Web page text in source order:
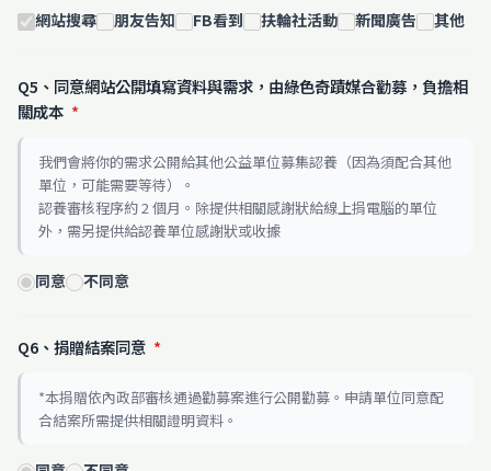
網站搜尋 朋友告知 FB看到 扶輪社活動 新聞廣告 其他
Q5、同意網站公開填寫資料與需求，由綠色奇蹟媒合勸募，負擔相
關成本 *
我們會將你的需求公開給其他公益單位募集認養（因為須配合其他
單位，可能需要等待）。
認養審核程序約 2 個月。除提供相關感謝狀給線上捐電腦的單位
外，需另提供給認養單位感謝狀或收據
同意 不同意
Q6、捐贈結案同意 *
*本捐贈依內政部審核通過勸募案進行公開勸募。申請單位同意配
合結案所需提供相關證明資料。